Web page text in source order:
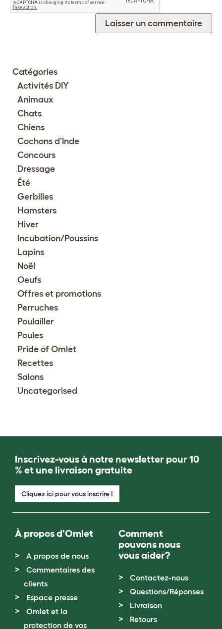
Catégories
Activités DIY
Animaux
Chats
Chiens
Cochons d'Inde
Concours
Dressage
Été
Gerbilles
Hamsters
Hiver
Incubation/Poussins
Lapins
Noël
Oeufs
Offres et promotions
Perruches
Poulailler
Poules
Pride of Omlet
Recettes
Salons
Uncategorised
Inscrivez-vous à notre newsletter pour 10
% et une livraison gratuite
Cliquez ici pour vous inscrire !
À propos d'Omlet
A propos de nous
Commentaires des
clients
Espace presse
Omlet et la
protection de vos
Comment
pouvons nous
vous aider?
Contactez-nous
Questions/Réponses
Livraison
Retours